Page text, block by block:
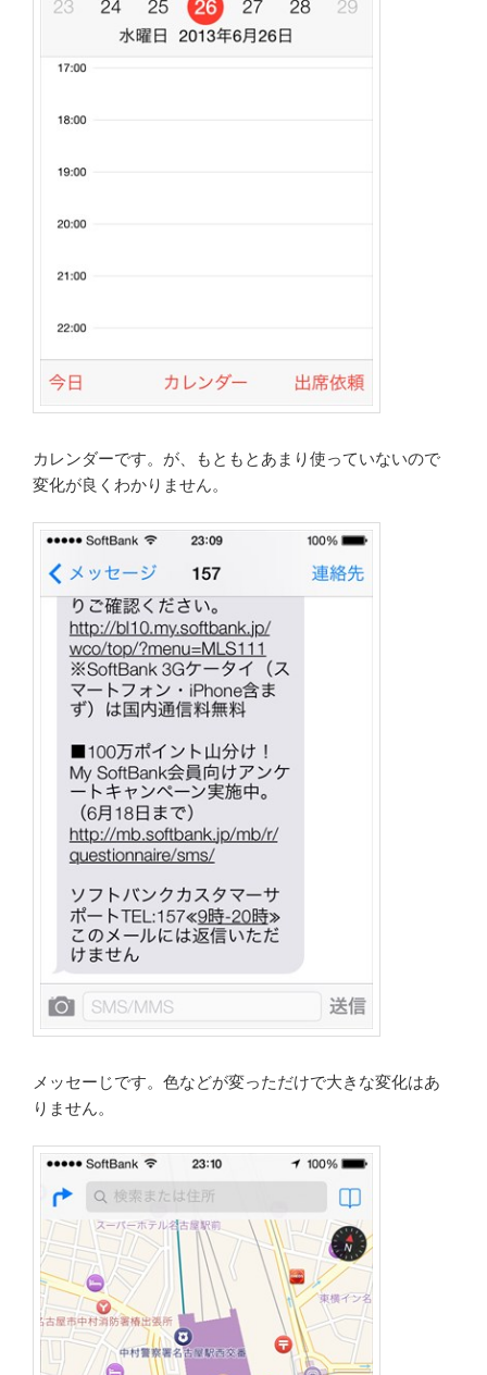
カレンダーです。が、もともとあまり使っていないので
変化が良くわかりません。
メッセーじです。色などが変っただけで大きな変化はあ
りません。